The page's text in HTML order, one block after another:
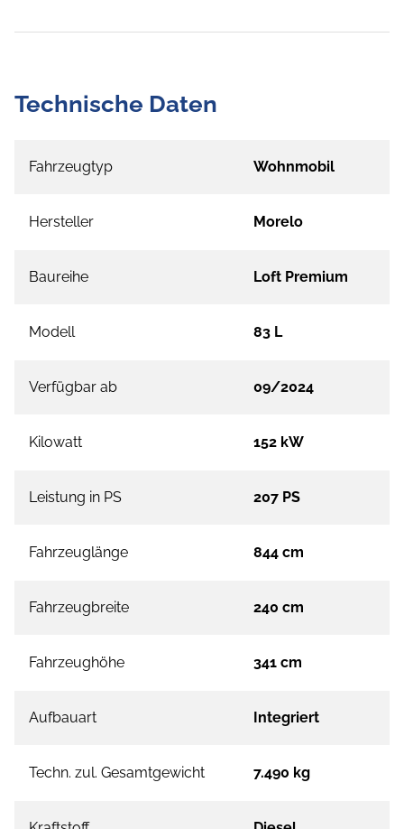
Technische Daten
Fahrzeugtyp Wohnmobil
Hersteller Morelo
Baureihe Loft Premium
Modell 83 L
Verfügbar ab 09/2024
Kilowatt 152 kW
Leistung in PS 207 PS
Fahrzeuglänge 844 cm
Fahrzeugbreite 240 cm
Fahrzeughöhe 341 cm
Aufbauart Integriert
Techn. zul. Gesamtgewicht 7.490 kg